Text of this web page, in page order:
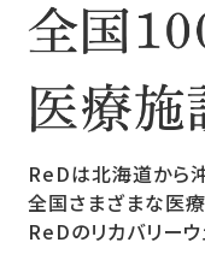
ReDは北海道から
全国さまざまな医
ReDのリカバリー